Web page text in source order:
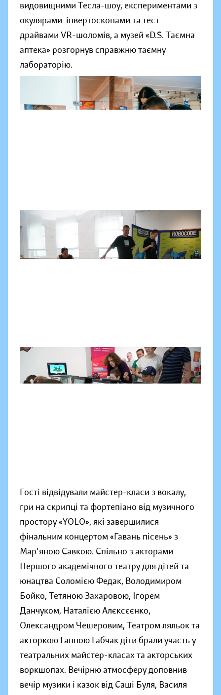
видовищними Тесла-шоу, експериментами з
окулярами-інвертоскопами та тест-
драйвами VR-шоломів, а музей «D.S. Таємна
аптека» розгорнув справжню таємну
лабораторію.
Гості відвідували майстер-класи з вокалу,
гри на скрипці та фортепіано від музичного
простору «YOLO», які завершилися
фінальним концертом «Гавань пісень» з
Мар'яною Савкою. Спільно з акторами
Першого академічного театру для дітей та
юнацтва Соломією Федак, Володимиром
Бойко, Тетяною Захаровою, Ігорем
Данчуком, Наталією Алєксєєнко,
Олександром Чешеровим, Театром ляльок та
акторкою Ганною Габчак діти брали участь у
театральних майстер-класах та акторських
воркшопах. Вечірню атмосферу доповнив
вечір музики і казок від Саші Буля, Василя